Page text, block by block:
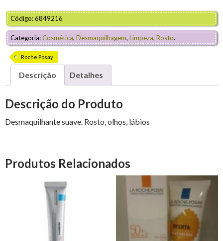
Código: 6849216
Categoria:Cosmética, Desmaquilhagem, Limpeza, Rosto.
Roche Posay
Descrição Detalhes
Descrição do Produto
Desmaquilhante suave. Rosto, olhos, lábios
Produtos Relacionados